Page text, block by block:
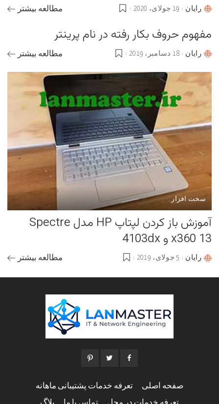
Postedرایان 19 جولای، 2020 مطالعه بیشتر
مفهوم حروف بکار رفته در نام پرینتر
Postedرایان 18 دسامبر، 2019 مطالعه بیشتر
سخت افزار
آموزش باز کردن لپتاپ HP مدل Spectre
x360 13 و 4103dx
Postedرایان 5 جولای، 2019 مطالعه بیشتر
صفحه اصلی تعرفه خدمات پشتیبانی ماهانه